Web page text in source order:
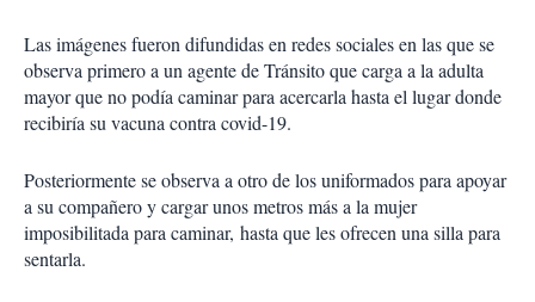
Las imágenes fueron difundidas en redes sociales en las que se
observa primero a un agente de Tránsito que carga a la adulta
mayor que no podía caminar para acercarla hasta el lugar donde
recibiría su vacuna contra covid-19.
Posteriormente se observa a otro de los uniformados para apoyar
a su compañero y cargar unos metros más a la mujer
imposibilitada para caminar, hasta que les ofrecen una silla para
sentarla.